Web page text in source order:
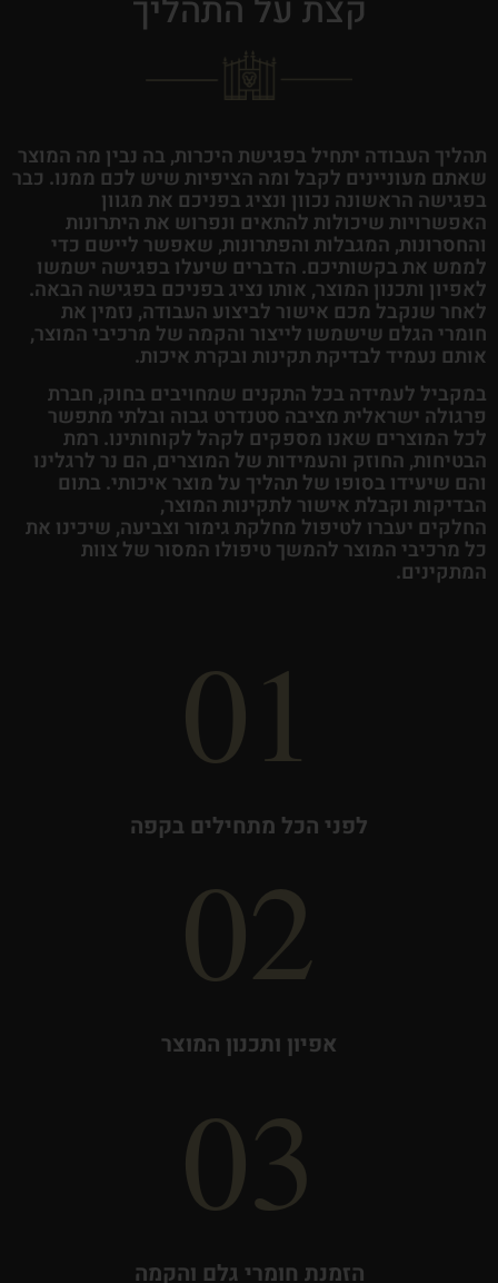
קצת על התהליך
תהליך העבודה יתחיל בפגישת היכרות, בה נבין מה המוצר
שאתם מעוניינים לקבל ומה הציפיות שיש לכם ממנו. כבר
בפגישה הראשונה נכוון ונציג בפניכם את מגוון
האפשרויות שיכולות להתאים ונפרוש את היתרונות
והחסרונות, המגבלות והפתרונות, שאפשר ליישם כדי
לממש את בקשותיכם. הדברים שיעלו בפגישה ישמשו
לאפיון ותכנון המוצר, אותו נציג בפניכם בפגישה הבאה.
לאחר שנקבל מכם אישור לביצוע העבודה, נזמין את
חומרי הגלם שישמשו לייצור והקמה של מרכיבי המוצר,
אותם נעמיד לבדיקת תקינות ובקרת איכות.
במקביל לעמידה בכל התקנים שמחויבים בחוק, חברת
פרגולה ישראלית מציבה סטנדרט גבוה ובלתי מתפשר
לכל המוצרים שאנו מספקים לקהל לקוחותינו. רמת
הבטיחות, החוזק והעמידות של המוצרים, הם נר לרגלינו
והם שיעידו בסופו של תהליך על מוצר איכותי. בתום
הבדיקות וקבלת אישור לתקינות המוצר,
החלקים יעברו לטיפול מחלקת גימור וצביעה, שיכינו את
כל מרכיבי המוצר להמשך טיפולו המסור של צוות
המתקינים.
01
לפני הכל מתחילים בקפה
02
אפיון ותכנון המוצר
03
הזמנת חומרי גלם והקמה